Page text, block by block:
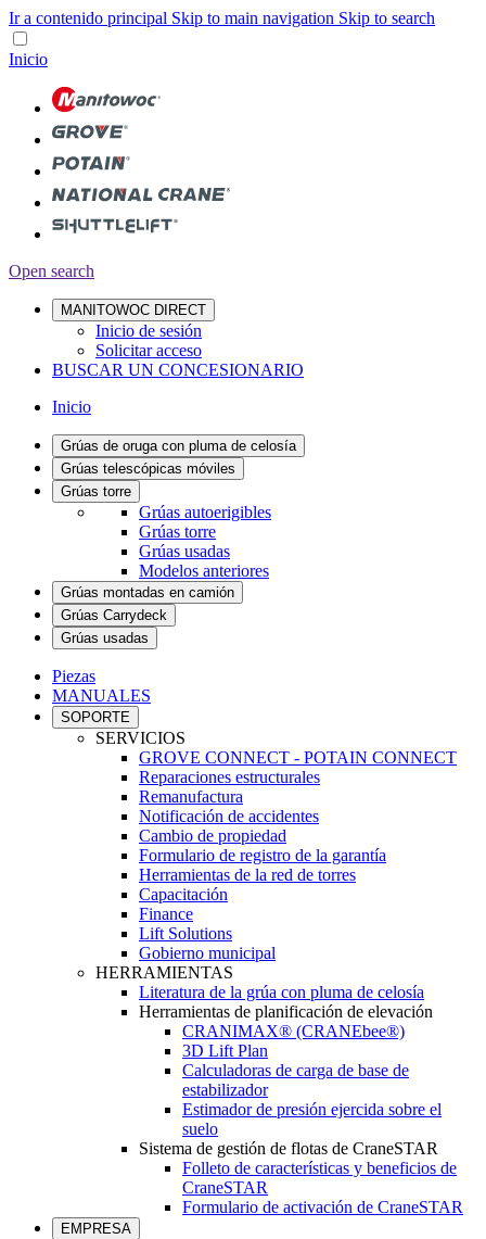
Ir a contenido principal Skip to main navigation Skip to search
Inicio
Open search
MANITOWOC DIRECT
Inicio de sesión
Solicitar acceso
BUSCAR UN CONCESIONARIO
Inicio
Grúas de oruga con pluma de celosía
Grúas telescópicas móviles
Grúas torre
Grúas autoerigibles
Grúas torre
Grúas usadas
Modelos anteriores
Grúas montadas en camión
Grúas Carrydeck
Grúas usadas
Piezas
MANUALES
SOPORTE
SERVICIOS
GROVE CONNECT - POTAIN CONNECT
Reparaciones estructurales
Remanufactura
Notificación de accidentes
Cambio de propiedad
Formulario de registro de la garantía
Herramientas de la red de torres
Capacitación
Finance
Lift Solutions
Gobierno municipal
HERRAMIENTAS
Literatura de la grúa con pluma de celosía
Herramientas de planificación de elevación
CRANIMAX® (CRANEbee®)
3D Lift Plan
Calculadoras de carga de base de
estabilizador
Estimador de presión ejercida sobre el
suelo
Sistema de gestión de flotas de CraneSTAR
Folleto de características y beneficios de
CraneSTAR
Formulario de activación de CraneSTAR
EMPRESA